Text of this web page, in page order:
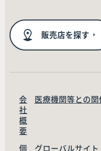
販売店を探す
会
社
概
要
医療機関等との
個
グローバルサイト